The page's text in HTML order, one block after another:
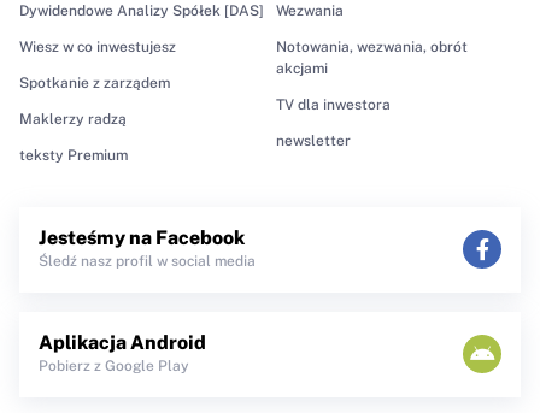
Dywidendowe Analizy Spółek [DAS]
Wiesz w co inwestujesz
Spotkanie z zarządem
Maklerzy radzą
teksty Premium
Wezwania
Notowania, wezwania, obrót
akcjami
TV dla inwestora
newsletter
Jesteśmy na Facebook
Śledź nasz profil w social media
Aplikacja Android
Pobierz z Google Play